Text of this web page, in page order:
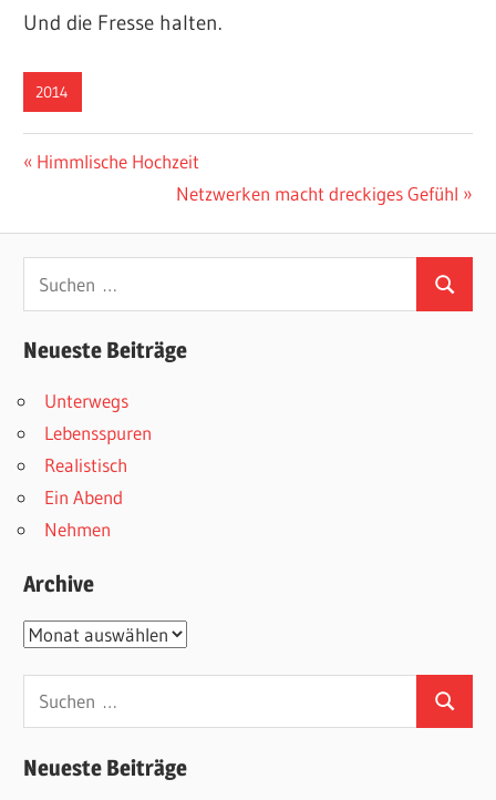
Und die Fresse halten.
2014
Beitragsnavigation
Vorheriger
Himmlische Hochzeit
Nächster
Netzwerken macht dreckiges Gefühl
Suchen
nach:
Suchen
Neueste Beiträge
Unterwegs
Lebensspuren
Realistisch
Ein Abend
Nehmen
Archive
Archive
Suchen
nach:
Suchen
Neueste Beiträge